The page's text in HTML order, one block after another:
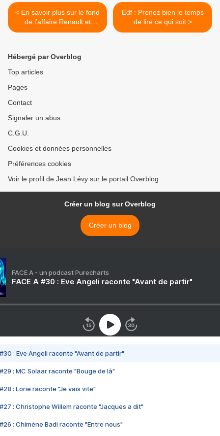
< En savoir plus sur le fond
de l’affaire Renault et
signez la pétition...
Edf : Prenez bien le temps
de lire ce qui suit >
Hébergé par Overblog
Top articles
Pages
Contact
Signaler un abus
C.G.U.
Cookies et données personnelles
Préférences cookies
Voir le profil de Jean Lévy sur le portail Overblog
Créer un blog sur Overblog
Créer un blog
FACE A - un podcast Purecharts
FACE A #30 : Eve Angeli raconte "Avant de partir"
#30 : Eve Angeli raconte "Avant de partir"
#29 : MC Solaar raconte "Bouge de là"
#28 : Lorie raconte "Je vais vite"
#27 : Christophe Willem raconte "Jacques a dit"
#26 : Chimène Badi raconte "Entre nous"